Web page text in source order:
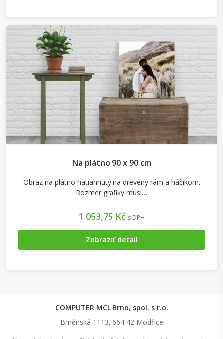
Na plátno 90 x 90 cm
Obraz na plátno natiahnutý na drevený rám a háčikom.
Rozmer grafiky musí…
1 053,75 Kč s DPH
Zobraziť detail
COMPUTER MCL Brno, spol. s r.o.
Brněnská 1113, 664 42 Modřice